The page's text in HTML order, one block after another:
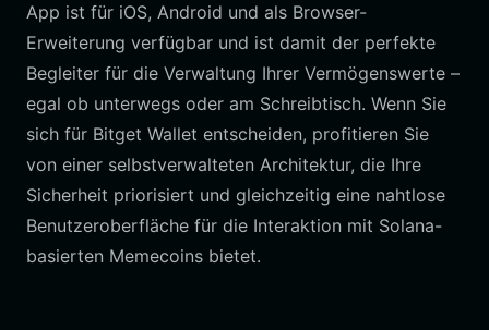
App ist für iOS, Android und als Browser-
Erweiterung verfügbar und ist damit der perfekte
Begleiter für die Verwaltung Ihrer Vermögenswerte –
egal ob unterwegs oder am Schreibtisch. Wenn Sie
sich für Bitget Wallet entscheiden, profitieren Sie
von einer selbstverwalteten Architektur, die Ihre
Sicherheit priorisiert und gleichzeitig eine nahtlose
Benutzeroberfläche für die Interaktion mit Solana-
basierten Memecoins bietet.